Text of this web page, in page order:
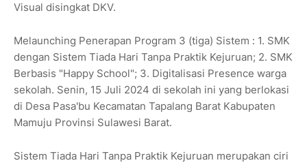
Visual disingkat DKV.
Melaunching Penerapan Program 3 (tiga) Sistem : 1. SMK
dengan Sistem Tiada Hari Tanpa Praktik Kejuruan; 2. SMK
Berbasis "Happy School"; 3. Digitalisasi Presence warga
sekolah. Senin, 15 Juli 2024 di sekolah ini yang berlokasi
di Desa Pasa'bu Kecamatan Tapalang Barat Kabupaten
Mamuju Provinsi Sulawesi Barat.
Sistem Tiada Hari Tanpa Praktik Kejuruan merupakan ciri